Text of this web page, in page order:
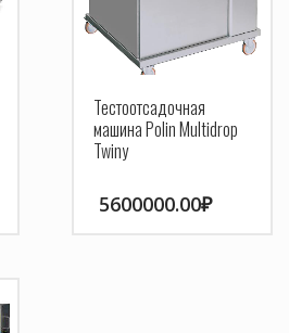
Тестоотсадочная
машина Polin Multidrop
Twiny
5600000.00₽